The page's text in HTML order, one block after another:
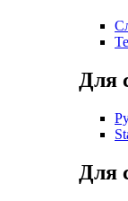
Для
Для